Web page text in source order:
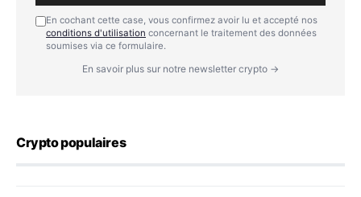
En cochant cette case, vous confirmez avoir lu et accepté nos
conditions d'utilisation concernant le traitement des données
soumises via ce formulaire.
En savoir plus sur notre newsletter crypto →
Crypto populaires